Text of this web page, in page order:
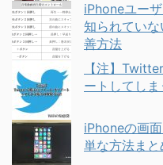
iPhoneユー
知られてい
善方法
【注】
ートしてしま
iPhoneの画
単な方法まと